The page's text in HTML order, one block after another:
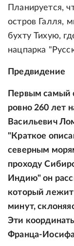
Планируется,
остров Галля,
бухту Тихую,
нацпарка
Предвидение
Первым самый
ровно 260 лет
Васильевич
"Краткое
северным
проходу
Индию" он
который лежит
минут,
Эти
Франца-